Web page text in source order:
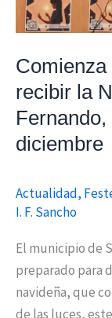
recibir la
diciembre
Actualidad,
I. F. Sancho
El municipio de
preparado para
navideña, que
de las luces,
San
Fernando,
próximo
5
de
diciembre